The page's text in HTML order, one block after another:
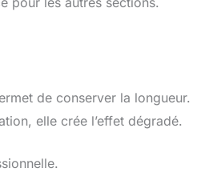
de conserver la longueur.
elle crée l’effet dégradé.